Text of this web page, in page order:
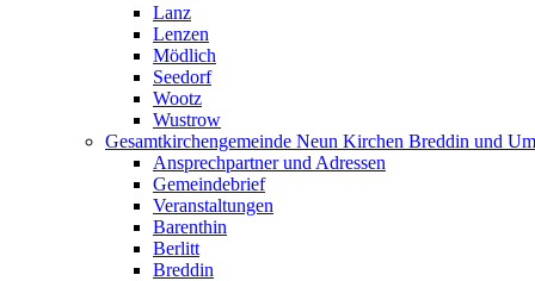
Lanz
Lenzen
Mödlich
Seedorf
Wootz
Wustrow
Gesamtkirchengemeinde Neun Kirchen Breddin und
Ansprechpartner und Adressen
Gemeindebrief
Veranstaltungen
Barenthin
Berlitt
Breddin